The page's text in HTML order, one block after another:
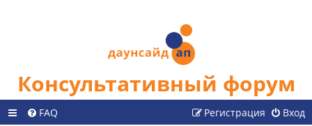
Консультативный форум
FAQ Вход
Регистрация